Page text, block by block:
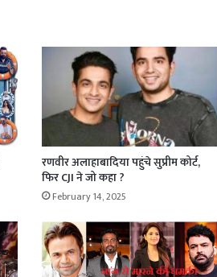
रणवीर अलाहाबादिया पहुंचे सुप्रीम कोर्ट,
फिर CJI ने जो कहा ?
February 14, 2025